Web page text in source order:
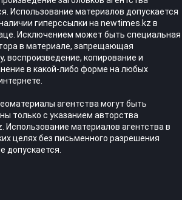
Использование материалов допускается
гиперссылки на newtimes.kz в
Исключением может быть специальная
в материале, запрещающая
воспроизведение, копирование и
в какой-либо форме на любых
агентства могут быть
только с указанием авторства
Использование материалов агентства в
целях без письменного разрешения
допускается.